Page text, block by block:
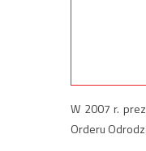
W 2007 r.
Orderu